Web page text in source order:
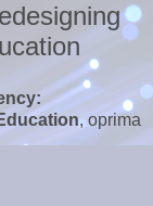
, oprima